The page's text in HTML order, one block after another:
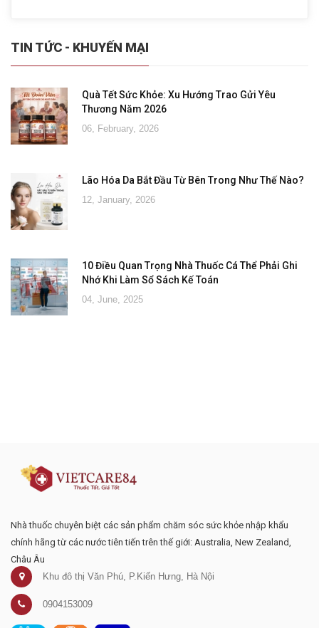
TIN TỨC - KHUYẾN MẠI
Quà Tết Sức Khỏe: Xu Hướng Trao Gửi Yêu
Thương Năm 2026
06, February, 2026
Lão Hóa Da Bắt Đầu Từ Bên Trong Như Thế Nào?
12, January, 2026
10 Điều Quan Trọng Nhà Thuốc Cá Thể Phải Ghi
Nhớ Khi Làm Sổ Sách Kế Toán
04, June, 2025
Nhà thuốc chuyên biệt các sản phẩm chăm sóc sức khỏe nhập khẩu
chính hãng từ các nước tiên tiến trên thế giới: Australia, New Zealand,
Châu Âu
Khu đô thị Văn Phú, P.Kiến Hưng, Hà Nội
0904153009